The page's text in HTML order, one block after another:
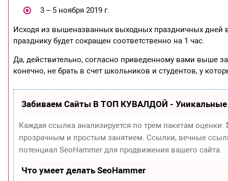
3 – 5 ноября 2019 г.
Исходя из вышеназванных выходных праздничных дней
празднику будет сокращен соответственно на 1 час.
Да, действительно, согласно приведенному вами выше
конечно, не брать в счет школьников и студентов, у
Забиваем Сайты В ТОП КУВАЛДОЙ - Уникальные
Каждая ссылка анализируется по трем пакетам оценки:
прозрачным и простым занятием. Ссылки, вечные
потенциал SeoHammer для продвижения вашего сайта.
Что умеет делать SeoHammer